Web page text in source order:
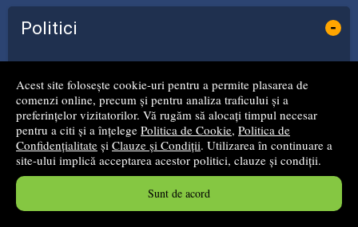
Acest site folosește cookie-uri pentru a permite plasarea de
comenzi online, precum și pentru analiza traficului și a
preferințelor vizitatorilor. Vă rugăm să alocați timpul necesar
pentru a citi și a înțelege Politica de Cookie, Politica de
Confidențialitate și Clauze și Condiții. Utilizarea în continuare a
site-ului implică acceptarea acestor politici, clauze și condiții.
Sunt de acord
Politici -
Politica de Cookie
Politica de Confidențialitate